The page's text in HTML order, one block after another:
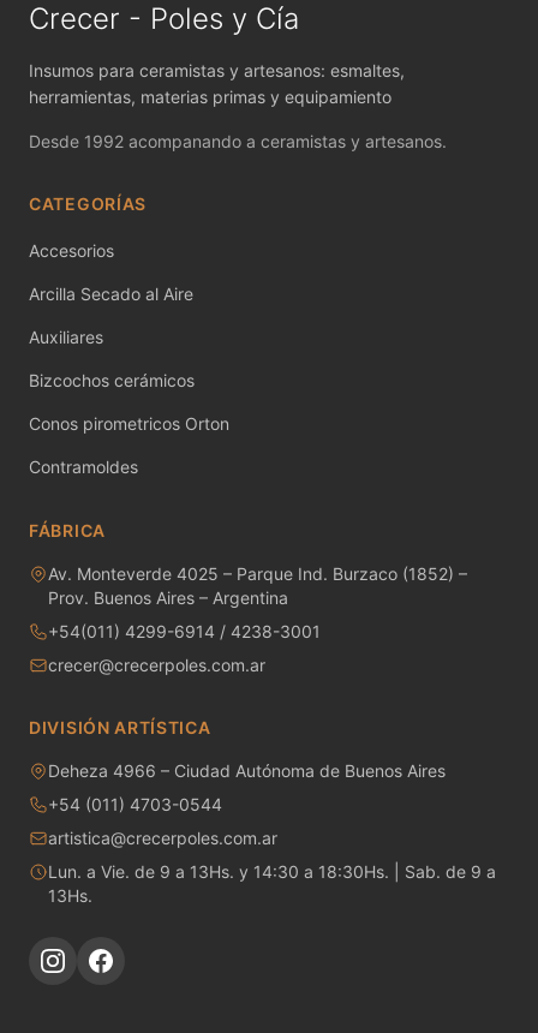
MAYCO FOUNDATIONS MATTE
MAYCO FOUNDATIONS OPAQUE
MAYCO MAGIC METALLICS
MAYCO NON FIRED COLOR
MAYCO SPECIALTY GLAZES
MAYCO SPECKLED STROKE & COAT
MAYCO STONEWARE GLAZES
MAYCO STROKE & COAT
Minerales
Crecer - Poles y Cía
Insumos para ceramistas y artesanos: esmaltes,
herramientas, materias primas y equipamiento
Desde 1992 acompanando a ceramistas y artesanos.
CATEGORÍAS
Accesorios
Arcilla Secado al Aire
Auxiliares
Bizcochos cerámicos
Conos pirometricos Orton
Contramoldes
FÁBRICA
Av. Monteverde 4025 – Parque Ind. Burzaco (1852) –
Prov. Buenos Aires – Argentina
+54(011) 4299-6914 / 4238-3001
crecer@crecerpoles.com.ar
DIVISIÓN ARTÍSTICA
Deheza 4966 – Ciudad Autónoma de Buenos Aires
+54 (011) 4703-0544
artistica@crecerpoles.com.ar
Lun. a Vie. de 9 a 13Hs. y 14:30 a 18:30Hs. | Sab. de 9 a
13Hs.